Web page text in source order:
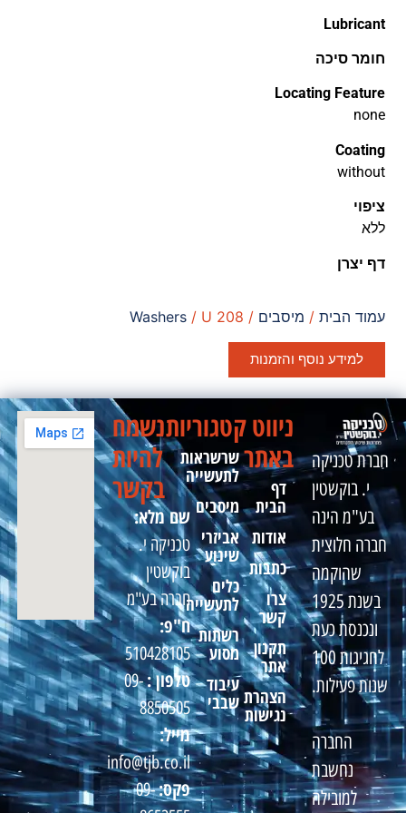
Lubricant
חומר סיכה
Locating Feature
none
Coating
without
ציפוי
ללא
דף יצרן
עמוד הבית / מיסבים /
Washers/ U 208
למידע נוסף והזמנות
חברת טכניקה
י. בוקשטין
בע"מ הינה
חברה חלוצית
שהוקמה
בשנת 1925
ונכנסת כעת
לחגיגות 100
שנות פעילות.
החברה
נחשבת
למובילה
ניווט
באתר
דף
הבית
אודות
כתבות
צרו
קשר
תקנון
אתר
הצהרת
נגישות
קטגוריות
שרשראות
לתעשייה
מיסבים
אביזרי
שינוע
כלים
לתעשייה
רשתות
מסוע
עיבוד
שבבי
נשמח
להיות
בקשר
שם מלא:
טכניקה י.
בוקשטין
חברה בע"מ
ח"פ:
510428105
טלפון :09-
8850505
מייל:
info@tjb.co.il
פקס:09-